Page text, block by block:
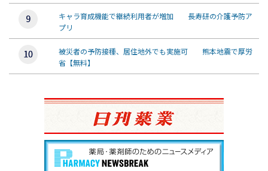
キャラ育成機能で継続利用者が増加 長寿研の介護予防ア
プリ
被災者の予防接種、居住地外でも実施可 熊本地震で厚労
省【無料】